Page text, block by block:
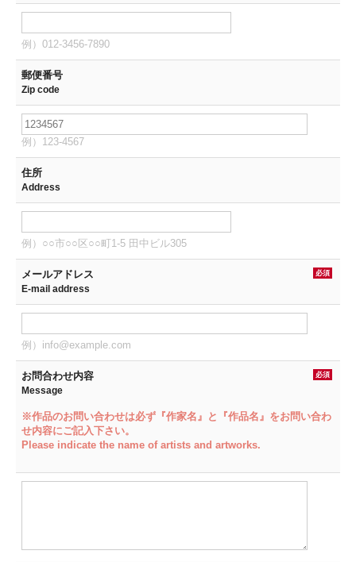
例）012-3456-7890
郵便番号
Zip code
例）123-4567
住所
Address
例）○○市○○区○○町1-5 田中ビル305
メールアドレス 必須
E-mail address
例）info@example.com
お問合わせ内容 必須
Message
※作品のお問い合わせは必ず『作家名』と『作品名』をお問い合わ
せ内容にご記入下さい。
Please indicate the name of artists and artworks.